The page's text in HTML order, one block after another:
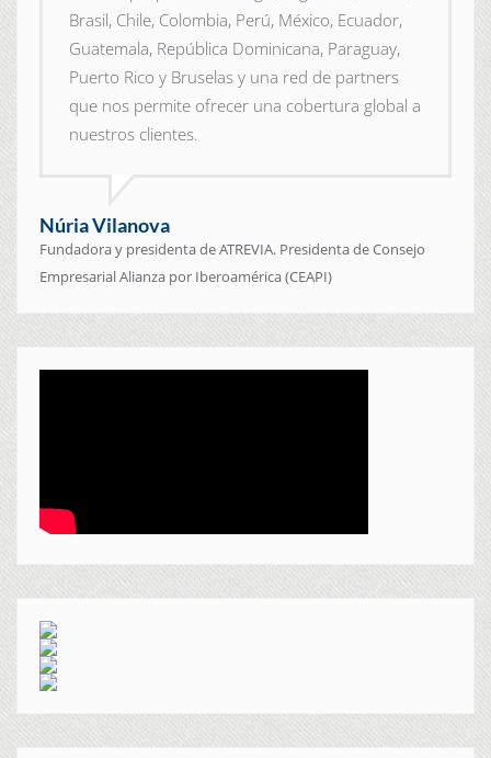
Brasil, Chile, Colombia, Perú, México, Ecuador,
Guatemala, República Dominicana, Paraguay,
Puerto Rico y Bruselas y una red de partners
que nos permite ofrecer una cobertura global a
nuestros clientes.
Núria Vilanova
Fundadora y presidenta de ATREVIA. Presidenta de Consejo
Empresarial Alianza por Iberoamérica (CEAPI)